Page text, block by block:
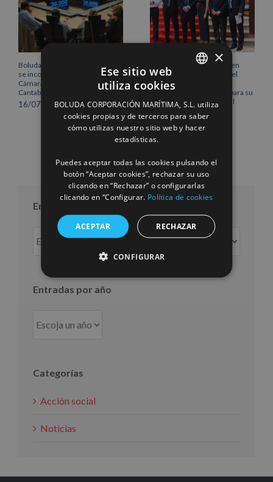
Boluda Corporación Marítima
se incorpora al Pleno de la
Cámara de Comercio de
Cantabria
16/07/2026
Boluda inaugura su sede en
Róterdam, consolidando el
norte de Europa como un
centro estratégico clave para su
crecimiento internacional
10/07/2026
Entradas por mes
Entradas
por
Entradas por año
Categorías
Acción social
Noticias
ENGLISH
FRENCH
×
Ese sitio web
utiliza cookies
BOLUDA CORPORACIÓN MARÍTIMA, S.L. utiliza
cookies propias y de terceros para saber
cómo utilizas nuestro sitio web y hacer
estadísticas.
Puedes aceptar todas las cookies pulsando el
botón “Aceptar cookies”, rechazar su uso
clicando en “Rechazar” o configurarlas
clicando en “Configurar. Política de cookies
ACEPTAR RECHAZAR
CONFIGURAR